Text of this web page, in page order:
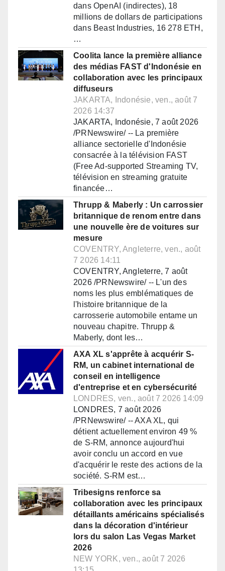
dans OpenAI (indirectes), 18
millions de dollars de participations
dans Beast Industries, 16 278 ETH,
…
Coolita lance la première alliance
des médias FAST d'Indonésie en
collaboration avec les principaux
diffuseurs
JAKARTA, Indonésie, ven., août 7
2026 14:37
JAKARTA, Indonésie, 7 août 2026
/PRNewswire/ -- La première
alliance sectorielle d'Indonésie
consacrée à la télévision FAST
(Free Ad-supported Streaming TV,
télévision en streaming gratuite
financée…
Thrupp & Maberly : Un carrossier
britannique de renom entre dans
une nouvelle ère de voitures sur
mesure
COVENTRY, Angleterre, ven., août
7 2026 14:11
COVENTRY, Angleterre, 7 août
2026 /PRNewswire/ -- L'un des
noms les plus emblématiques de
l'histoire britannique de la
carrosserie automobile entame un
nouveau chapitre. Thrupp &
Maberly, dont les…
AXA XL s'apprête à acquérir S-
RM, un cabinet international de
conseil en intelligence
d'entreprise et en cybersécurité
LONDRES, ven., août 7 2026 14:09
LONDRES, 7 août 2026
/PRNewswire/ -- AXA XL, qui
détient actuellement environ 49 %
de S-RM, annonce aujourd'hui
avoir conclu un accord en vue
d'acquérir le reste des actions de la
société. S-RM est…
Tribesigns renforce sa
collaboration avec les principaux
détaillants américains spécialisés
dans la décoration d'intérieur
lors du salon Las Vegas Market
2026
NEW YORK, ven., août 7 2026